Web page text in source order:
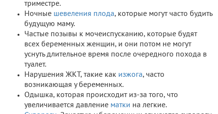
триместре.
Ночные шевеления плода, которые могут часто будить
будущую маму.
Частые позывы к мочеиспусканию, которые будят
всех беременных женщин, и они потом не могут
уснуть длительное время после очередного похода в
туалет.
Нарушения ЖКТ, такие как изжога, часто
возникающая у беременных.
Одышка, которая происходит из-за того, что
увеличивается давление матки на легкие.